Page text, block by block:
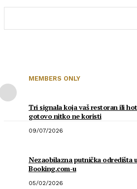
MEMBERS ONLY
Tri signala koja vaš restoran ili
gotovo nitko ne koristi
09/07/2026
Nezaobilazna putnička odredišta
Booking.com-u
05/02/2026